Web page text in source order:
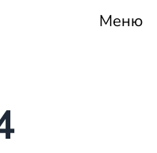
Меню